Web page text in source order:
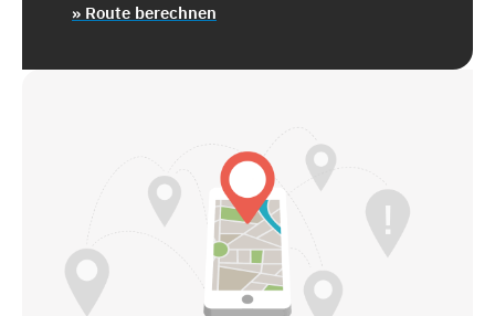
» Route berechnen